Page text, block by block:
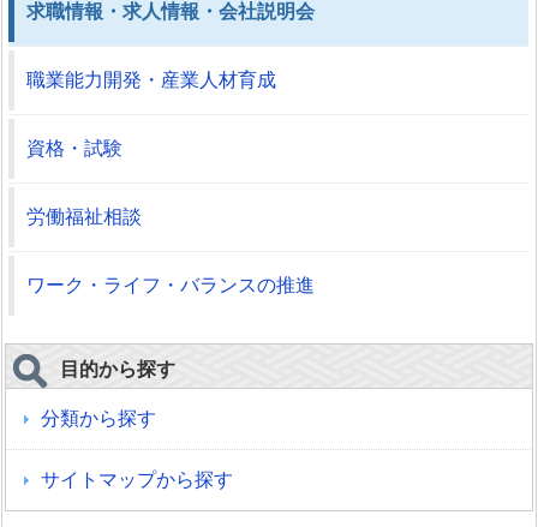
求職情報・求人情報・会社説明会
職業能力開発・産業人材育成
資格・試験
労働福祉相談
ワーク・ライフ・バランスの推進
目的から探す
分類から探す
サイトマップから探す